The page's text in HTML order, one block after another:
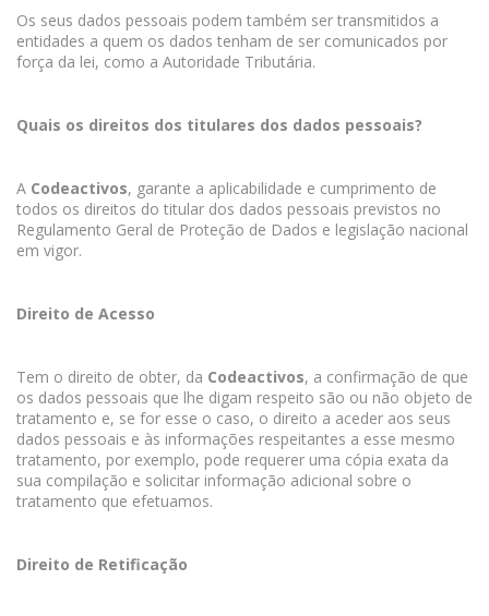
Os seus dados pessoais podem também ser transmitidos a
entidades a quem os dados tenham de ser comunicados por
força da lei, como a Autoridade Tributária.
Quais os direitos dos titulares dos dados pessoais?
A Codeactivos, garante a aplicabilidade e cumprimento de
todos os direitos do titular dos dados pessoais previstos no
Regulamento Geral de Proteção de Dados e legislação nacional
em vigor.
Direito de Acesso
Tem o direito de obter, da Codeactivos, a confirmação de que
os dados pessoais que lhe digam respeito são ou não objeto de
tratamento e, se for esse o caso, o direito a aceder aos seus
dados pessoais e às informações respeitantes a esse mesmo
tratamento, por exemplo, pode requerer uma cópia exata da
sua compilação e solicitar informação adicional sobre o
tratamento que efetuamos.
Direito de Retificação